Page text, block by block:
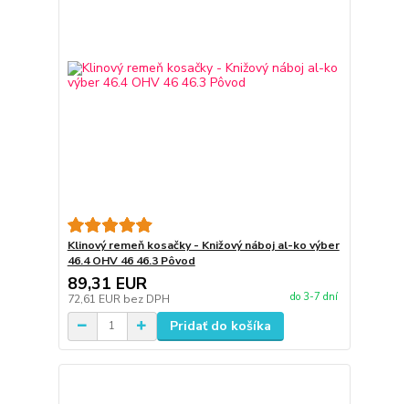
Klinový remeň kosačky - Knižový náboj al-ko výber
46.4 OHV 46 46.3 Pôvod
89,31 EUR
72,61 EUR bez DPH do 3-7 dní
Pridať do košíka